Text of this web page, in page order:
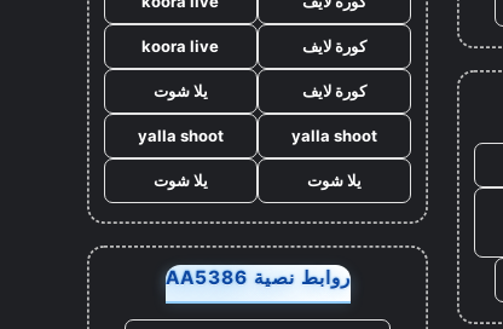
كورة لايف koora live
كورة لايف يلا شوت
yalla shoot
yalla shoot
يلا شوت يلا شوت
روابط نصية AA5386